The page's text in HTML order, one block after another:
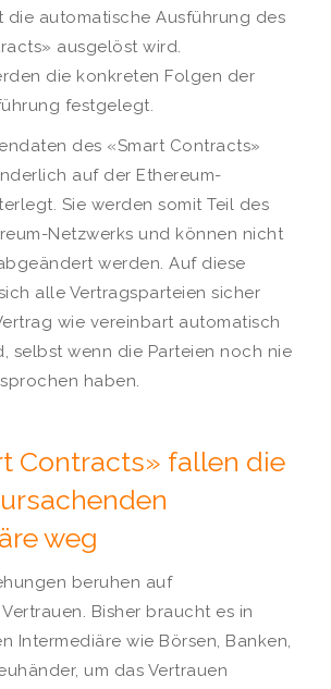
die automatische Ausführung des
ausgelöst wird.
die konkreten Folgen der
festgelegt.
des «Smart Contracts»
auf der Ethereum-
Sie werden somit Teil des
Netzwerks und können nicht
werden. Auf diese
alle Vertragsparteien sicher
wie vereinbart automatisch
selbst wenn die Parteien noch nie
haben.
Contracts» fallen die
weg
beruhen auf
Bisher braucht es in
Intermediäre wie Börsen, Banken,
um das Vertrauen